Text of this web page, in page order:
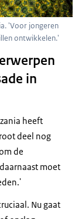
'Voor jongeren
ontwikkelen.'
in
heeft
deel nog
de
moet
Nu gaat